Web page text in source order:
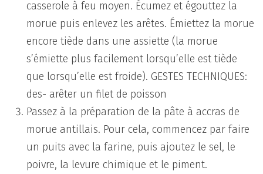
casserole à feu moyen. Écumez et égouttez la
morue puis enlevez les arêtes. Émiettez la morue
encore tiède dans une assiette (la morue
s’émiette plus facilement lorsqu’elle est tiède
que lorsqu’elle est froide). GESTES TECHNIQUES:
des- arêter un filet de poisson
Passez à la préparation de la pâte à accras de
morue antillais. Pour cela, commencez par faire
un puits avec la farine, puis ajoutez le sel, le
poivre, la levure chimique et le piment.